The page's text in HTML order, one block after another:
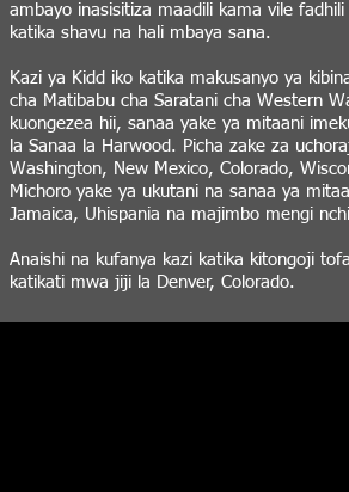
ambayo inasisitiza maadili kama vile
katika shavu na hali mbaya sana.
Kazi ya Kidd iko katika makusanyo ya
cha Matibabu cha Saratani cha Western
kuongezea hii, sanaa yake ya mitaani
la Sanaa la Harwood. Picha zake za
Washington, New Mexico, Colorado,
Michoro yake ya ukutani na sanaa ya
Jamaica, Uhispania na majimbo mengi
Anaishi na kufanya kazi katika kitongoji
katikati mwa jiji la Denver, Colorado.